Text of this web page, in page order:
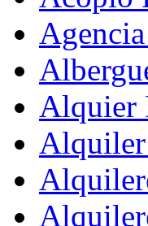
Alquier
Alquiler